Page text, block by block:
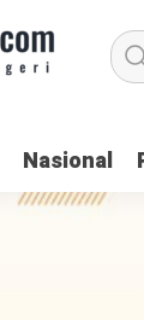
Nasional